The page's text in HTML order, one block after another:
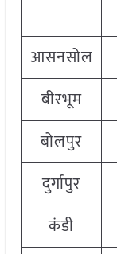
आसनसोल
बीरभूम
बोलपुर
दुर्गापुर
कंडी